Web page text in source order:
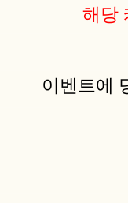
해당
이벤트에